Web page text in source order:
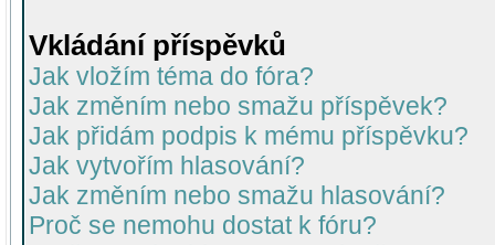
Vkládání příspěvků
Jak vložím téma do fóra?
Jak změním nebo smažu příspěvek?
Jak přidám podpis k mému příspěvku?
Jak vytvořím hlasování?
Jak změním nebo smažu hlasování?
Proč se nemohu dostat k fóru?